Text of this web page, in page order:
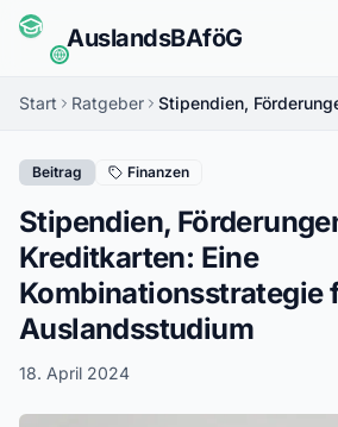
AuslandsBAföG
Start Ratgeber
Beitrag Finanzen
Stipendien,
Kreditkarten: Eine
Kombinationsstrategie
Auslandsstudium
18. April 2024